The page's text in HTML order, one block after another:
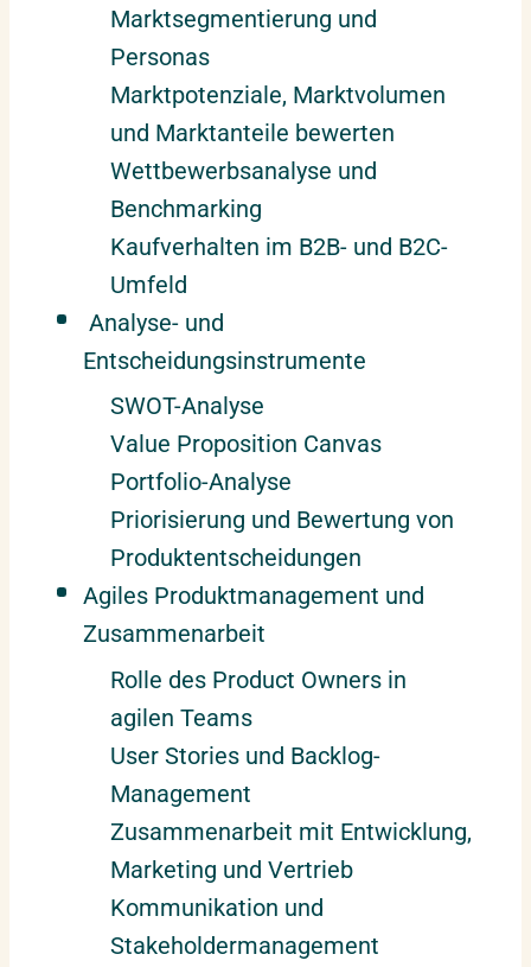
Marktsegmentierung und
Personas
Marktpotenziale, Marktvolumen
und Marktanteile bewerten
Wettbewerbsanalyse und
Benchmarking
Kaufverhalten im B2B- und B2C-
Umfeld
Analyse- und
Entscheidungsinstrumente
SWOT-Analyse
Value Proposition Canvas
Portfolio-Analyse
Priorisierung und Bewertung von
Produktentscheidungen
Agiles Produktmanagement und
Zusammenarbeit
Rolle des Product Owners in
agilen Teams
User Stories und Backlog-
Management
Zusammenarbeit mit Entwicklung,
Marketing und Vertrieb
Kommunikation und
Stakeholdermanagement